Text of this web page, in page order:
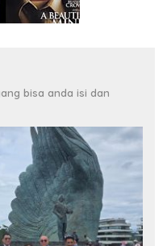
bisa anda isi dan